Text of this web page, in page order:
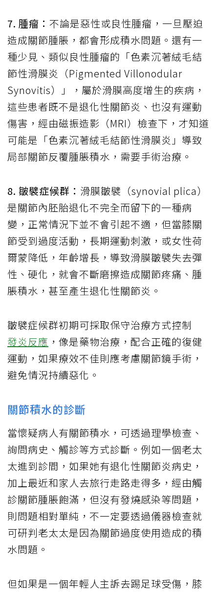
7. 腫瘤： 不論是惡性或良性腫瘤，一旦壓迫
造成關節腫脹，都會形成積水問題。還有一
種少見、類似良性腫瘤的「色素沉著絨毛結
節性滑膜炎（Pigmented Villonodular
Synovitis）」，屬於滑膜高度增生的疾病，
這些患者既不是退化性關節炎、也沒有運動
傷害，經由磁振造影（MRI）檢查下，才知道
可能是「色素沉著絨毛結節性滑膜炎」導致
局部關節反覆腫脹積水，需要手術治療。
8. 皺襞症候群： 滑膜皺襞（synovial plica）
是關節內胚胎退化不完全而留下的一種病
變，正常情況下並不會引起不適，但當膝關
節受到過度活動，長期運動刺激，或女性荷
爾蒙降低，年齡增長，導致滑膜皺襞失去彈
性、硬化，就會不斷磨擦造成關節疼痛、腫
脹積水，甚至產生退化性關節炎。
皺襞症候群初期可採取保守治療方式控制
發炎反應 ，像是藥物治療，配合正確的復健
運動，如果療效不佳則應考慮關節鏡手術，
避免情況持續惡化。
關節積水的診斷
當懷疑病人有關節積水，可透過理學檢查、
詢問病史、觸診等方式診斷。例如一個老太
太進到診間，如果她有退化性關節炎病史，
加上最近和家人去旅行走路走得多，經由觸
診關節腫脹飽滿，但沒有發燒感染等問題，
則問題相對單純，不一定要透過儀器檢查就
可研判老太太是因為關節過度使用造成的積
水問題。
但如果是一個年輕人主訴去踢足球受傷，膝